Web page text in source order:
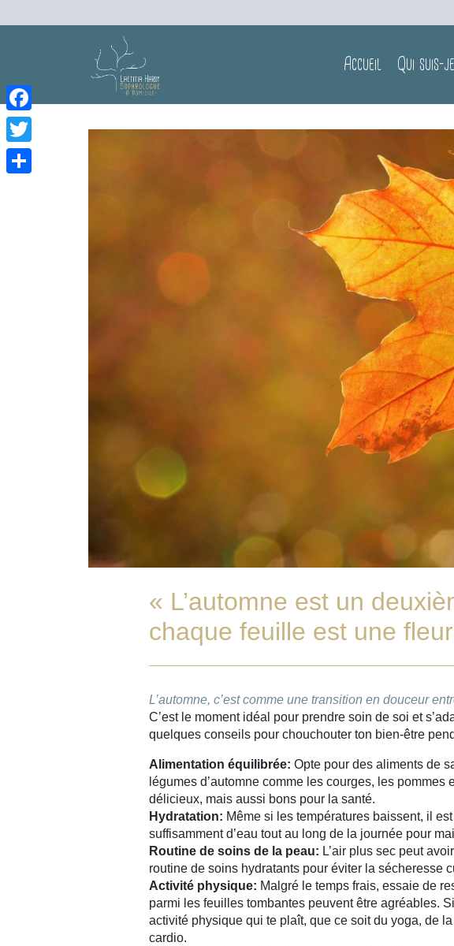
Accueil Qui suis-je
« L’automne est un
chaque feuille est une
L’automne, c’est comme une transition en douceur
C’est le moment idéal pour prendre soin de soi et
quelques conseils pour chouchouter ton bien-être
Alimentation équilibrée: Opte pour des aliments de
légumes d’automne comme les courges, les
délicieux, mais aussi bons pour la santé.
Hydratation: Même si les températures baissent, il
suffisamment d’eau tout au long de la journée pour
Routine de soins de la peau: L’air plus sec peut
routine de soins hydratants pour éviter la sécheresse
Activité physique: Malgré le temps frais, essaie de
parmi les feuilles tombantes peuvent être agréables.
activité physique qui te plaît, que ce soit du yoga, de
cardio.
Facebook
Twitter